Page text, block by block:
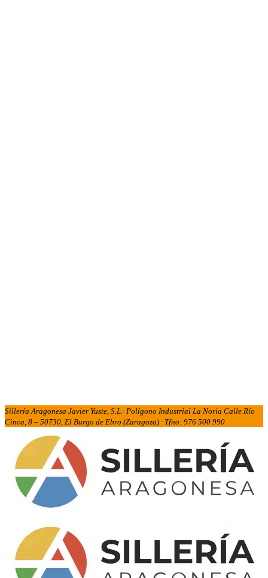
Sillería Aragonesa Javier Yuste, S.L.· Polígono Industrial La Noria Calle Río
Cinca, 8 – 50730, El Burgo de Ebro (Zaragoza) · Tfno: 976 500 990